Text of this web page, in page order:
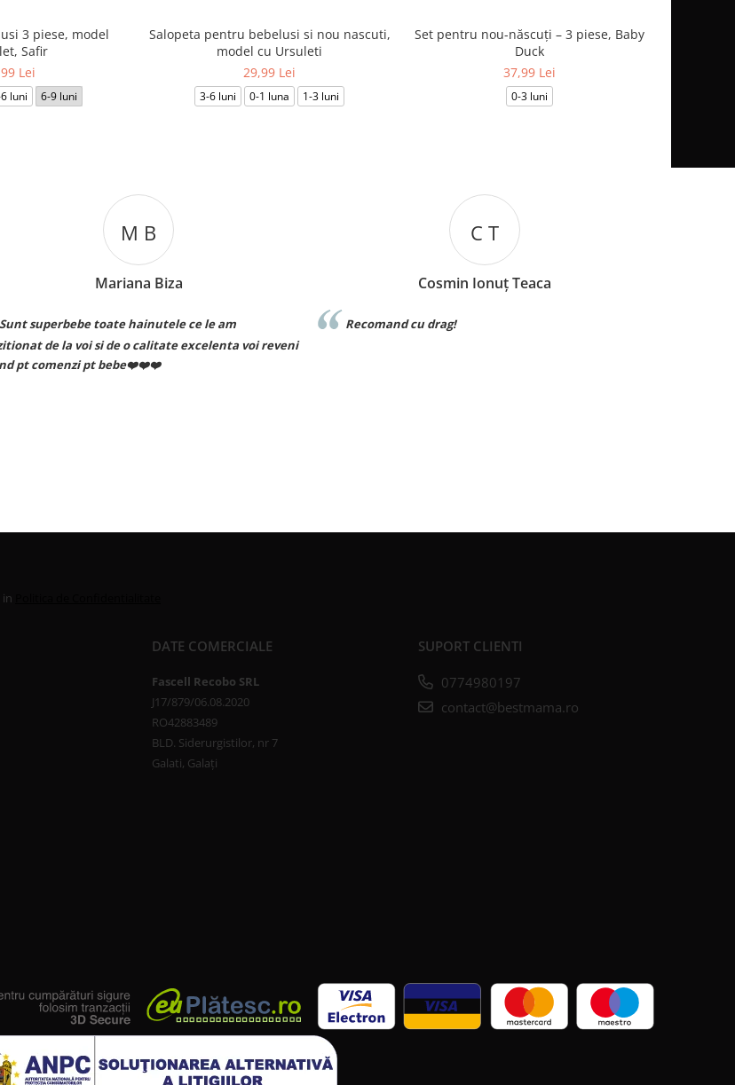
3 piese, model
Safir
Lei
luni 6-9 luni
Salopeta pentru bebelusi si nou nascuti,
model cu Ursuleti
29,99 Lei
3-6 luni 0-1 luna 1-3 luni
Set pentru nou-născuți – 3 piese, Baby
Duck
37,99 Lei
0-3 luni
C T
Cosmin Ionuț Teaca
Recomand cu drag!
I B
Iuliana Batincu
Materialul foarte bun,sunt foarte multumita
DATE COMERCIALE
Fascell Recobo SRL
J17/879/06.08.2020
RO42883489
BLD. Siderurgistilor, nr 7
Galati, Galați
SUPORT CLIENTI
0774980197
contact@bestmama.ro